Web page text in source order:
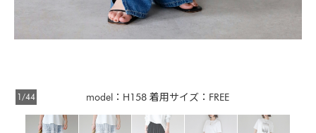
model：H158 着用サイズ：FREE
1/44